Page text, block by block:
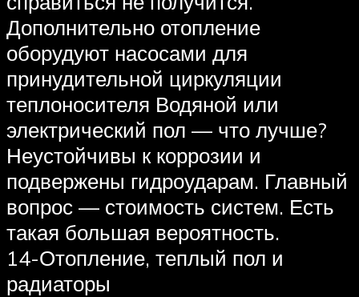
Дополнительно отопление
оборудуют насосами для
принудительной циркуляции
теплоносителя Водяной или
электрический пол — что лучше?
Неустойчивы к коррозии и
подвержены гидроударам. Главный
вопрос — стоимость систем. Есть
такая большая вероятность.
14-Отопление, теплый пол и
радиаторы